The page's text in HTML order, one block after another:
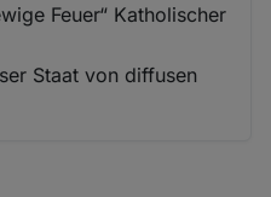
Feuer“ Katholischer
Staat von diffusen